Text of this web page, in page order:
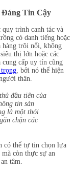
Đáng Tin Cậy
trình canh tác và
có danh tiếng hoặc
hàng trôi nổi, không
thị lớn hoặc các
cấp uy tín cũng
trọng , bởi nó thể hiện
thân.
đầu tiên của
tin sản
là một thói
chặn các
có thể tự tin chọn lựa
còn thực sự an
tâm.